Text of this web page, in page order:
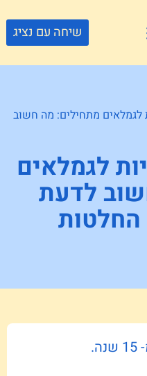
שיחה עם נציג
לגמלאים מתחילים: מה חשוב
לגמלאים
לדעת